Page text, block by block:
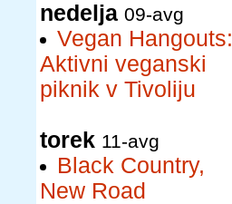
nedelja 09-avg
Vegan Hangouts:
Aktivni veganski
piknik v Tivoliju
torek 11-avg
Black Country,
New Road